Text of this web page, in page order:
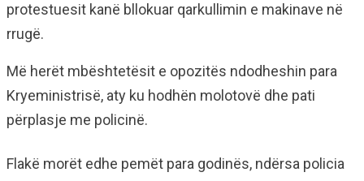
protestuesit kanë bllokuar qarkullimin e makinave në
rrugë.
Më herët mbështetësit e opozitës ndodheshin para
Kryeministrisë, aty ku hodhën molotovë dhe pati
përplasje me policinë.
Flakë morët edhe pemët para godinës, ndërsa policia